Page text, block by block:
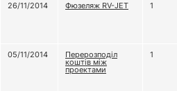
26/11/2014
Фюзеляж RV-JET 1
05/11/2014
Перерозподіл
коштів між
проектами
1